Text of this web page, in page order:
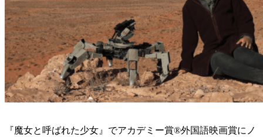
『魔女と呼ばれた少女』でアカデミー賞®外国語映画賞にノ